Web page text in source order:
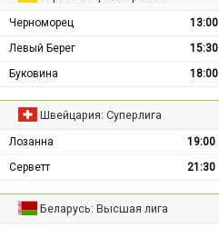
Черноморец 13:00
Левый Берег
15:30
Буковина
18:00
Швейцария: Суперлига
Лозанна 19:00
Серветт
21:30
Беларусь: Высшая лига